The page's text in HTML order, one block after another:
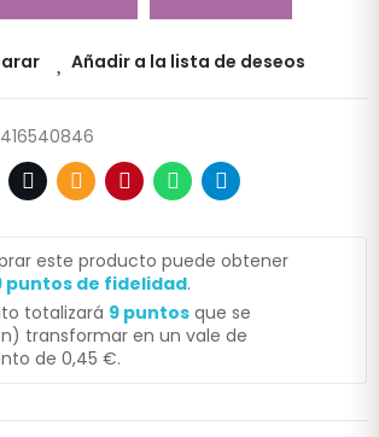
Añadir a la lista de deseos
este producto puede obtener
puntos de fidelidad.
totalizará 9 puntos que se
transformar en un vale de
de 0,45 €.